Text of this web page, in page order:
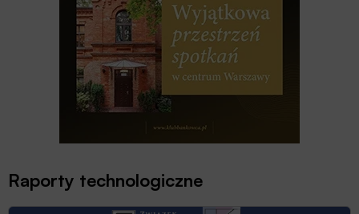
Raporty technologiczne